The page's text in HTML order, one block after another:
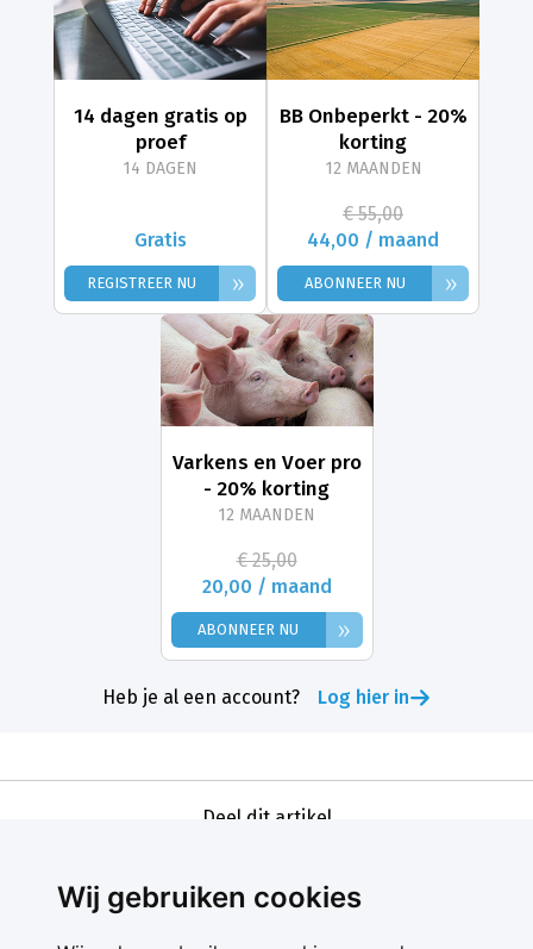
Wij gebruiken cookies
14 dagen gratis op
proef
14 DAGEN
Gratis
REGISTREER NU »
BB Onbeperkt - 20%
korting
12 MAANDEN
€ 55,00
44,00 / maand
ABONNEER NU »
Varkens en Voer pro
- 20% korting
12 MAANDEN
€ 25,00
20,00 / maand
ABONNEER NU »
Heb je al een account? Log hier in
Deel dit artikel